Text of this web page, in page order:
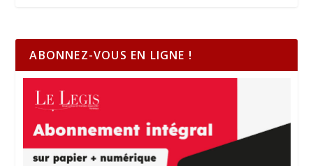
ABONNEZ-VOUS EN LIGNE !